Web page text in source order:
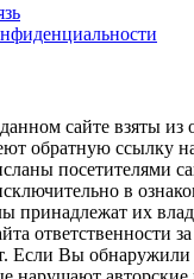
сайте взяты из
обратную ссылку
посетителями
в
принадлежат их
ответственности
Если Вы